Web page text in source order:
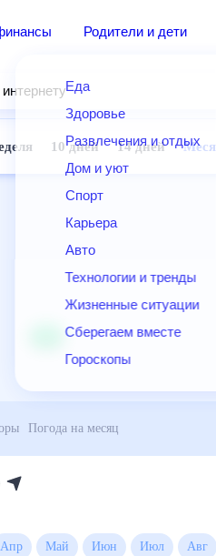
Родители и дети
Еда
Здоровье
Развлечения и отдых
Дом и уют
Спорт
Карьера
Авто
Технологии и тренды
Жизненные ситуации
Сберегаем вместе
Гороскопы
интернету
Неделя 10 дней 14 дней
Никологоры Погода на месяц
Апр Май Июн Июл